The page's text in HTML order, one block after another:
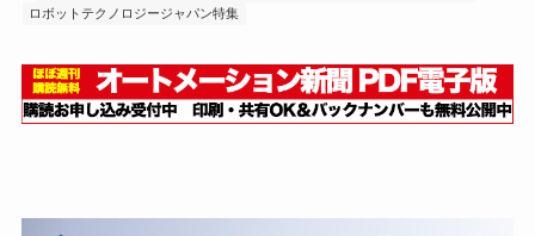
ロボットテクノロジージャパン特集